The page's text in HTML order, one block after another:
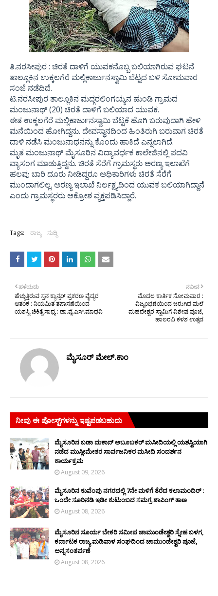
ತಿ.ನರಸೀಪುರ : ಚಿರತೆ ದಾಳಿಗೆ ಯುವಕನೊಬ್ಬ ಬಲಿಯಾಗಿರುವ ಘಟನೆ
ತಾಲ್ಲೂಕಿನ ಉಕ್ಕಲಗೆರೆ ಮಲ್ಲಿಕಾರ್ಜುನಸ್ವಾಮಿ ಬೆಟ್ಟದ ಬಳಿ ಸೋಮವಾರ
ಸಂಜೆ ನಡೆದಿದೆ.
ಟಿ.ನರಸೀಪುರ ತಾಲ್ಲೂಕಿನ ಮದ್ಗರಲಿಂಗಯ್ಯನ ಹುಂಡಿ ಗ್ರಾಮದ
ಮಂಜುನಾಥ್ (20) ಚಿರತೆ ದಾಳಿಗೆ ಬಲಿಯಾದ ಯುವಕ.
ಈತ ಉಕ್ಕಲಗೆರೆ ಮಲ್ಲಿಕಾರ್ಜುನಸ್ವಾಮಿ ಬೆಟ್ಟಕೆ ಹೊಗಿ ಬರುವುದಾಗಿ ಹೇಳಿ
ಮನೆಯಿಂದ ಹೋಗಿದ್ದನು. ದೇವಸ್ಥಾನದಿಂದ ಹಿಂತಿರುಗಿ ಬರುವಾಗ ಚಿರತೆ
ದಾಳಿ ನಡೆಸಿ ಮಂಜುನಾಥನನ್ನು ಕೊಂದು ಹಾಕಿದೆ ಎನ್ನಲಾಗಿದೆ.
ಮೃತ ಮಂಜುನಾಥ್ ಮೈಸೂರಿನ ವಿದ್ಯಾವರ್ಧಕ ಕಾಲೇಜಿನಲ್ಲಿ ಪದವಿ
ವ್ಯಾಸಂಗ ಮಾಡುತ್ತಿದ್ದನು. ಚಿರತೆ ಸೆರೆಗೆ ಗ್ರಾಮಸ್ಥರು ಅರಣ್ಯ ಇಲಾಖೆಗೆ
ಹಲವು ಬಾರಿ ದೂರು ನೀಡಿದ್ದರೂ ಅಧಿಕಾರಿಗಳು ಚಿರತೆ ಸೆರೆಗೆ
ಮುಂದಾಗಲಿಲ್ಲ. ಅರಣ್ಯ ಇಲಾಖೆ ನಿರ್ಲಕ್ಷ್ಯದಿಂದ ಯುವಕ ಬಲಿಯಾಗಿದ್ದಾನೆ
ಎಂದು ಗ್ರಾಮಸ್ಥರರು ಆಕ್ರೋಶ ವ್ಯಕ್ತಪಡಿಸಿದ್ದಾರೆ.
Tags: ರಾಜ್ಯ ಸುದ್ದಿ
ನವೀನ
ಮೊದಲ ಕಾರ್ತಿಕ ಸೋಮವಾರ :
ವಿಜೃಂಭಣೆಯಿಂದ ಜರುಗಿದ ಮಲೆ
ಮಹದೇಶ್ವರ ಸ್ವಾಮಿಗೆ ವಿಶೇಷ ಪೂಜೆ,
ಹಾಲರವಿ ಕಳಶ ಉತ್ಸವ
ಹಳೆಯದು
ಹೆಚ್ಚುತ್ತಿರುವ ಸ್ತನ ಕ್ಯಾನ್ಸರ್ ಪ್ರಕರಣ ವೈದ್ಯರ
ಆತಂಕ : ನಿಯಮಿತ ತಪಾಸಣೆಯಿಂದ
ಯಶಸ್ವಿ ಚಿಕಿತ್ಸೆ ಸಾಧ್ಯ : ಡಾ.ವೈ.ಎಸ್.ಮಾಧವಿ
ಮೈಸೂರ್ ಮೇಲ್.ಕಾಂ
ನೀವು ಈ ಪೋಸ್ಟ್‌ಗಳನ್ನು ಇಷ್ಟಪಡಬಹುದು
ಮೈಸೂರಿನ ಬಡಾ ಮಕಾನ್ ಅಬೂಬಕರ್ ಮಸೀದಿಯಲ್ಲಿ ಯಶಸ್ವಿಯಾಗಿ
ನಡೆದ ಮುಸ್ಲೀಮೇತರ ಸಾರ್ವಜನಿಕರ ಮಸೀದಿ ಸಂದರ್ಶನ
ಕಾರ್ಯಕ್ರಮ
August 09, 2026
ಮೈಸೂರಿನ ಕುವೆಂಪು ನಗರದಲ್ಲಿ 7ನೇ ಮಳಿಗೆ ತೆರೆದ ಕಲಾಮಂದಿರ್ :
ಒಂದೇ ಸೂರಿನಡಿ ಇಡೀ ಕುಟುಂಬದ ಸಮಗ್ರ ಶಾಪಿಂಗ್ ತಾಣ
August 08, 2026
ಮೈಸೂರಿನ ಸೂರ್ಯ ಬೇಕರಿ ಸಮೀಪ ಚಾಮುಂಡೇಶ್ವರಿ ಸ್ನೇಹ ಬಳಗ,
ಕರ್ನಾಟಕ ರಾಜ್ಯ ಮಡಿವಾಳ ಸಂಘದಿಂದ ಚಾಮುಂಡೇಶ್ವರಿ ಪೂಜೆ,
ಅನ್ನಸಂತರ್ಪಣೆ
August 08, 2026